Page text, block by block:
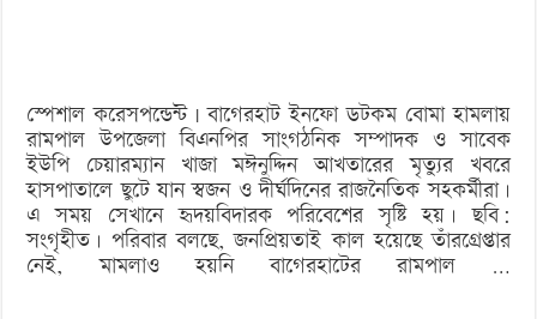
স্পেশাল করেসপন্ডেন্ট | বাগেরহাট ইনফো ডটকম বোমা হামলায়
রামপাল উপজেলা বিএনপির সাংগঠনিক সম্পাদক ও সাবেক
ইউপি চেয়ারম্যান খাজা মঈনুদ্দিন আখতারের মৃত্যুর খবরে
হাসপাতালে ছুটে যান স্বজন ও দীর্ঘদিনের রাজনৈতিক সহকর্মীরা।
এ সময় সেখানে হৃদয়বিদারক পরিবেশের সৃষ্টি হয়। ছবি:
সংগৃহীত। পরিবার বলছে, জনপ্রিয়তাই কাল হয়েছে তাঁরগ্রেপ্তার
নেই, মামলাও হয়নি বাগেরহাটের রামপাল …